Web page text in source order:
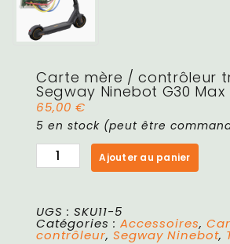
Carte mère / contrôleur
Segway Ninebot G30 Max
65,00 €
5 en stock (peut être
Ajouter au panier
UGS : SKU11-5
Catégories : Accessoires,
contrôleur, Segway Ninebot,